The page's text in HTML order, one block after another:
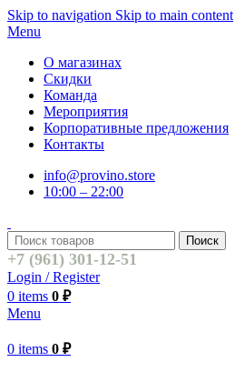
Skip to navigation Skip to main content
Menu
О магазинах
Скидки
Команда
Мероприятия
Корпоративные предложения
Контакты
info@provino.store
10:00 – 22:00
Поиск
+7 (961) 301-12-51
Login / Register
0 items 0 ₽
Menu
0 items 0 ₽